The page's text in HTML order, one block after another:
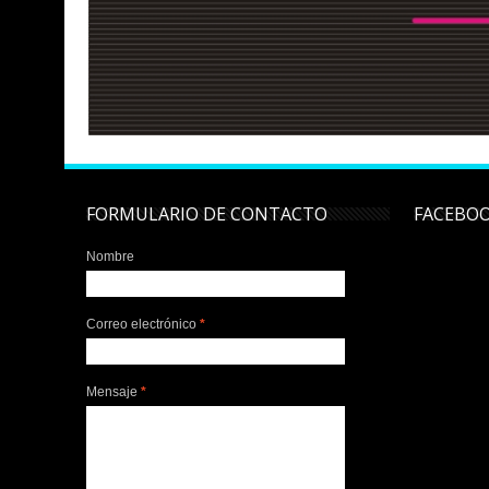
FORMULARIO DE CONTACTO
Nombre
Correo electrónico *
Mensaje *